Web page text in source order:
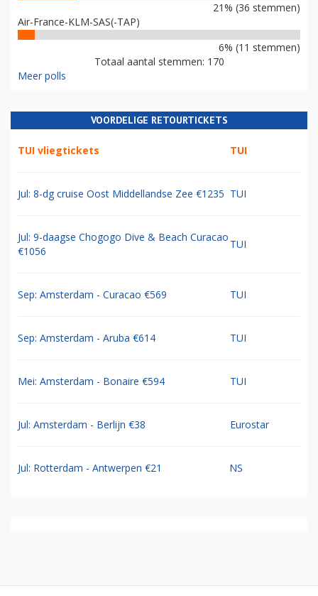
21% (36 stemmen)
Air-France-KLM-SAS(-TAP)
6% (11 stemmen)
Totaal aantal stemmen: 170
Meer polls
VOORDELIGE RETOURTICKETS
TUI vliegtickets TUI
Jul: 8-dg cruise Oost Middellandse Zee €1235 TUI
Jul: 9-daagse Chogogo Dive & Beach Curacao
€1056
TUI
Sep: Amsterdam - Curacao €569 TUI
Sep: Amsterdam - Aruba €614 TUI
Mei: Amsterdam - Bonaire €594 TUI
Jul: Amsterdam - Berlijn €38 Eurostar
Jul: Rotterdam - Antwerpen €21 NS